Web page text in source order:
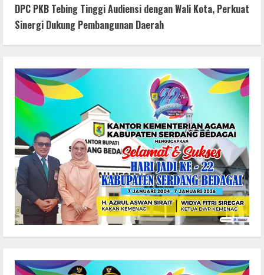
DPC PKB Tebing Tinggi Audiensi dengan Wali Kota, Perkuat
Sinergi Dukung Pembangunan Daerah